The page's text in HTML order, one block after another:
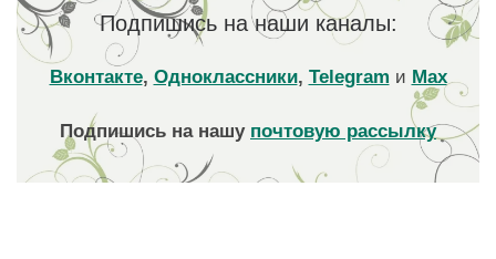
Подпишись на наши каналы:
Вконтакте, Одноклассники, Telegram и Max
Подпишись на нашу почтовую рассылку